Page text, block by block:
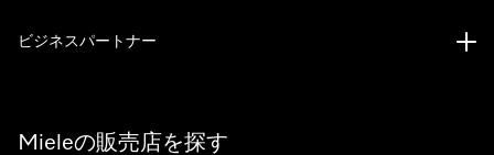
Mieleの販売店を探す
ビジネスパートナー